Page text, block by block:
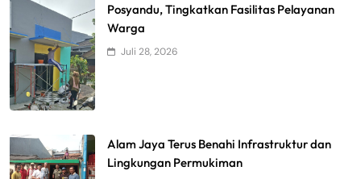
Posyandu, Tingkatkan Fasilitas Pelayanan
Warga
Juli 28, 2026
Alam Jaya Terus Benahi Infrastruktur dan
Lingkungan Permukiman